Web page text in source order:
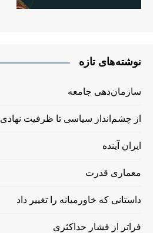
نوشته‌های تازه
سازمان‌دهی جامعه
از چشم‌انداز سیاسی تا ظرفیت نهادی
ایران آینده
معماری قدرت
داستانی که خاورمیانه را تغییر داد
فراتر از فشار حداکثری